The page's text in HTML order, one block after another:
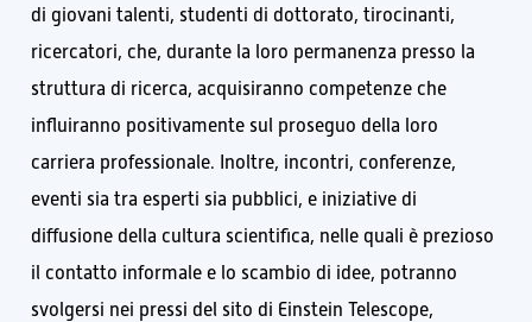
di giovani talenti, studenti di dottorato, tirocinanti,
ricercatori, che, durante la loro permanenza presso la
struttura di ricerca, acquisiranno competenze che
influiranno positivamente sul proseguo della loro
carriera professionale. Inoltre, incontri, conferenze,
eventi sia tra esperti sia pubblici, e iniziative di
diffusione della cultura scientifica, nelle quali è prezioso
il contatto informale e lo scambio di idee, potranno
svolgersi nei pressi del sito di Einstein Telescope,